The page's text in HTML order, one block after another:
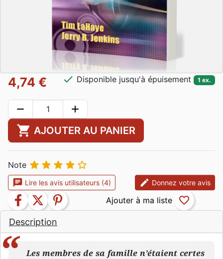
Description
Les membres de sa famille n’étaient certes
4,74 € check Disponible jusqu'à épuisement 1 ex.
remove add
shopping_cart AJOUTER AU PANIER
Note     
chat Lire les avis utilisateurs (4) edit Donnez votre avis
facebook twitter pinterest favorite_border